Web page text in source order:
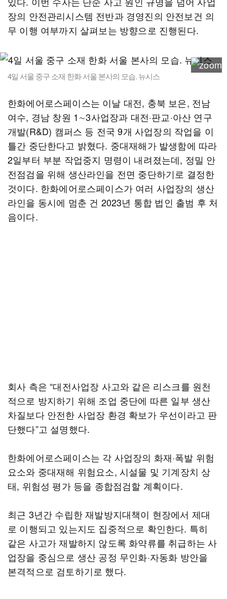
장의 안전관리시스템 전반과 경영진의 안전보건 의
무 이행 여부까지 살펴보는 방향으로 진행된다.
4일 서울 중구 소재 한화 서울 본사의 모습. 뉴시스
한화에어로스페이스는 이날 대전, 충북 보은, 전남
여수, 경남 창원 1∼3사업장과 대전·판교·아산 연구
개발(R&D) 캠퍼스 등 전국 9개 사업장의 작업을 이
틀간 중단한다고 밝혔다. 중대재해가 발생함에 따라
2일부터 부분 작업중지 명령이 내려졌는데, 정밀 안
전점검을 위해 생산라인을 전면 중단하기로 결정한
것이다. 한화에어로스페이스가 여러 사업장의 생산
라인을 동시에 멈춘 건 2023년 통합 법인 출범 후 처
음이다.
회사 측은 “대전사업장 사고와 같은 리스크를 원천
적으로 방지하기 위해 조업 중단에 따른 일부 생산
차질보다 안전한 사업장 환경 확보가 우선이라고 판
단했다”고 설명했다.
한화에어로스페이스는 각 사업장의 화재·폭발 위험
요소와 중대재해 위험요소, 시설물 및 기계장치 상
태, 위험성 평가 등을 종합점검할 계획이다.
최근 3년간 수립한 재발방지대책이 현장에서 제대
로 이행되고 있는지도 집중적으로 확인한다. 특히
같은 사고가 재발하지 않도록 화약류를 취급하는 사
업장을 중심으로 생산 공정 무인화·자동화 방안을
본격적으로 검토하기로 했다.